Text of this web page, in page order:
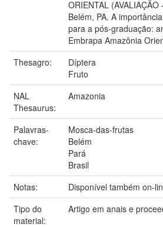
ORIENTAL
Belém, PA. A
para a pós-graduação:
Embrapa Amazônia
Thesagro:
Díptera
Fruto
NAL
Thesaurus:
Amazonia
Palavras-
chave:
Mosca-das-frutas
Belém
Pará
Brasil
Notas:
Disponível também on-
Tipo do
material:
Artigo em anais e